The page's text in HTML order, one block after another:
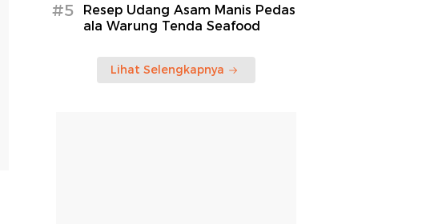
#5
Resep Udang Asam Manis Pedas
ala Warung Tenda Seafood
Lihat Selengkapnya